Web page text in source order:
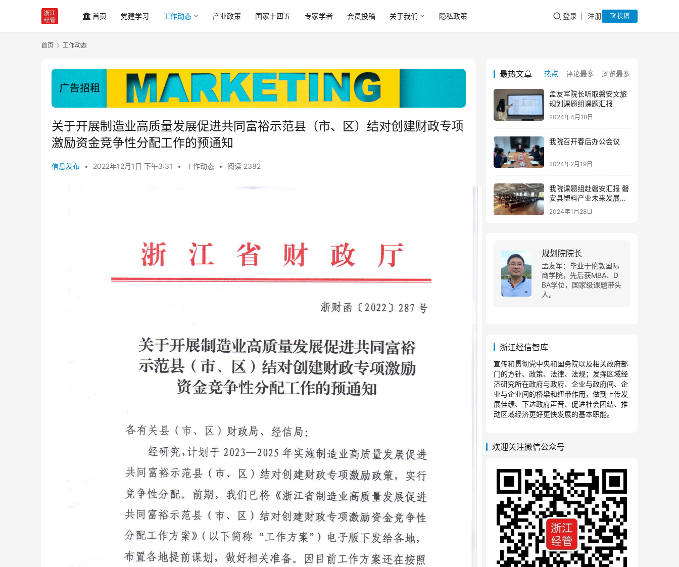
首页 党建学习 工作动态 产业政策 国家十四五 专家学者 会员投稿 关于我们 隐私政策 登录 注册 投稿
首页 工作动态
关于开展制造业高质量发展促进共同富裕示范县（市、区）结对创建财政专项
激励资金竞争性分配工作的预通知
信息发布 • 2022年12月1日 下午3:31 • 工作动态 • 阅读 2382
最热文章 热点 评论最多 浏览最多
孟友军院长听取磐安文旅
规划课题组课题汇报
2024年4月18日
我院召开春后办公会议
2024年2月19日
我院课题组赴磐安汇报 磐
安县塑料产业未来发展研
究报告
2024年1月28日
规划院院长
孟友军：毕业于伦敦国际
商学院，先后获MBA、D
BA学位，国家级课题带头
人。
浙江经信智库
宣传和贯彻党中央和国务院以及相关政府部
门的方针、政策、法律、法规；发挥区域经
济研究所在政府与政府、企业与政府间、企
业与企业间的桥梁和纽带作用，做到上传发
展佳绩、下达政府声音、促进社会团结、推
动区域经济更好更快发展的基本职能。
欢迎关注微信公众号